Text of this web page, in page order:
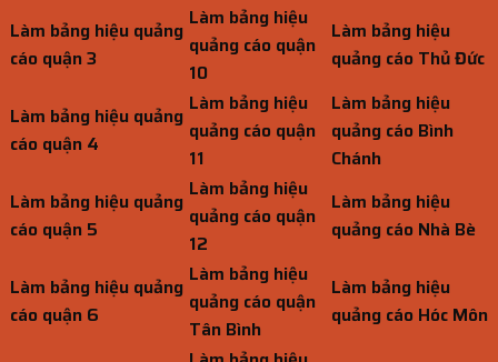
Làm bảng hiệu quảng
cáo quận 3
Làm bảng hiệu
quảng cáo quận
10
Làm bảng hiệu
quảng cáo Thủ Đức
Làm bảng hiệu quảng
cáo quận 4
Làm bảng hiệu
quảng cáo quận
11
Làm bảng hiệu
quảng cáo Bình
Chánh
Làm bảng hiệu quảng
cáo quận 5
Làm bảng hiệu
quảng cáo quận
12
Làm bảng hiệu
quảng cáo Nhà Bè
Làm bảng hiệu quảng
cáo quận 6
Làm bảng hiệu
quảng cáo quận
Tân Bình
Làm bảng hiệu
quảng cáo Hóc Môn